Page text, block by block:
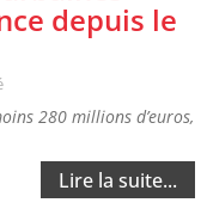
depuis le
280 millions d’euros,
Lire la suite...